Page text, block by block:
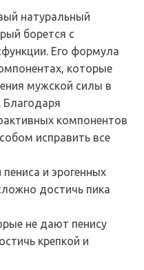
натуральный
борется с
Его формула
которые
мужской силы в
Благодаря
компонентов
исправить все
и эрогенных
достичь пика
не дают пенису
крепкой и